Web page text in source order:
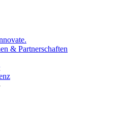
& Partnerschaften